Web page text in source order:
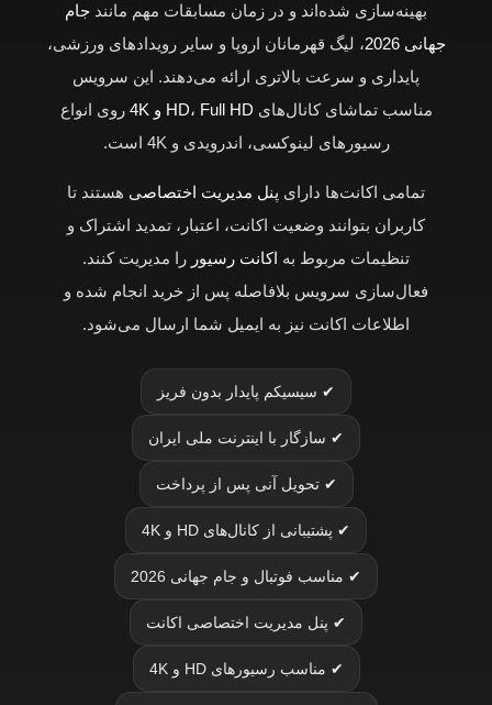
بهینه‌سازی شده‌اند و در زمان مسابقات مهم مانند جام
جهانی 2026
، لیگ قهرمانان اروپا و سایر رویدادهای ورزشی،
پایداری و سرعت بالاتری ارائه می‌دهند. این سرویس
مناسب تماشای کانال‌های HD، Full HD و 4K
روی انواع
رسیورهای لینوکسی، اندرویدی و 4K است.
تمامی اکانت‌ها دارای پنل مدیریت اختصاصی هستند تا
کاربران بتوانند وضعیت اکانت، اعتبار، تمدید اشتراک و
تنظیمات مربوط به اکانت رسیور را مدیریت کنند.
فعال‌سازی سرویس بلافاصله پس از خرید انجام شده و
اطلاعات اکانت نیز به ایمیل شما ارسال می‌شود.
✔ سیسیکم پایدار بدون فریز
✔ سازگار با اینترنت ملی ایران
✔ تحویل آنی پس از پرداخت
✔ پشتیبانی از کانال‌های HD و 4K
✔ مناسب فوتبال و جام جهانی 2026
✔ پنل مدیریت اختصاصی اکانت
✔ مناسب رسیورهای HD و 4K